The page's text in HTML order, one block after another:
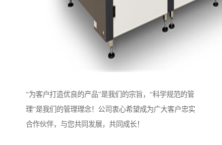
“为客户打造优良的产品”是我们的宗旨，“科学规范的管
理”是我们的管理理念！公司衷心希望成为广大客户忠实
合作伙伴，与您共同发展，共同成长！